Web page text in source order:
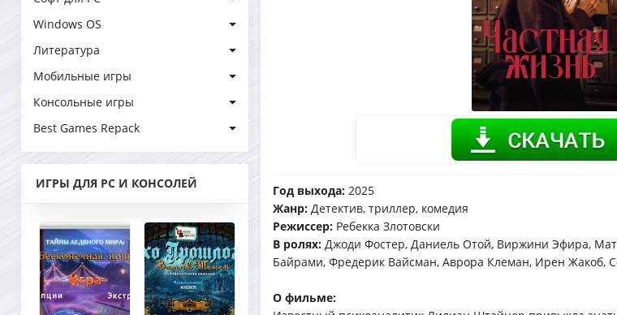
Windows OS
Литература
Мобильные игры
Консольные игры
Best Games Repack
ИГРЫ ДЛЯ PC И КОНСОЛЕЙ Год выхода: 2025
Жанр: Детектив, триллер, комедия
Режиссер: Ребекка Злотовски
В ролях: Джоди Фостер, Даниель Отой, Виржини Эфира,
Байрами, Фредерик Вайсман, Аврора Клеман, Ирен Жакоб,
О фильме: